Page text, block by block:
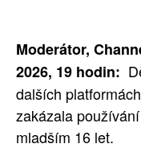
Moderátor,
2026, 19 hodin:
dalších
zakázala
mladším 16 let.